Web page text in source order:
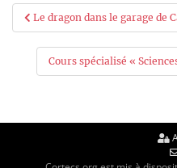
Navigation
de
l’article
Le dragon dans le garage de
Cours spécialisé «